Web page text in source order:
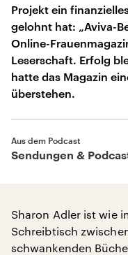
Projekt ein
gelohnt hat: „Aviva-
Online-
Leserschaft. Erfolg
hatte das Magazin
überstehen.
Aus dem Podcast
Sendungen &
Sharon Adler ist wie
Schreibtisch
schwankenden